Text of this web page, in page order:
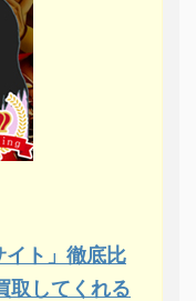
イト」徹底比
取してくれる